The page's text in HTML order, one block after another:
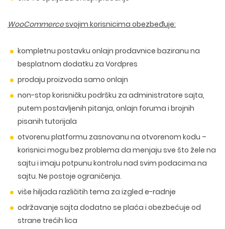
WooCommercesvojim korisnicima obezbeđuje:
kompletnu postavku onlajn prodavnice baziranu na
besplatnom dodatku za Vordpres
prodaju proizvoda samo onlajn
non-stop korisničku podršku za administratore sajta,
putem postavljenih pitanja, onlajn foruma i brojnih
pisanih tutorijala
otvorenu platformu zasnovanu na otvorenom kodu –
korisnici mogu bez problema da menjaju sve što žele na
sajtu i imaju potpunu kontrolu nad svim podacima na
sajtu. Ne postoje ograničenja.
više hiljada različitih tema za izgled e-radnje
održavanje sajta dodatno se plaća i obezbećuje od
strane trećih lica